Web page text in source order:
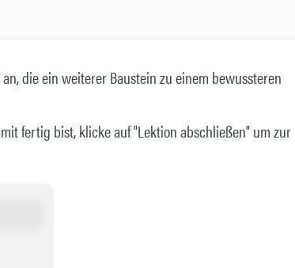
die ein weiterer Baustein zu einem bewussteren
fertig bist, klicke auf "Lektion abschließen" um zur